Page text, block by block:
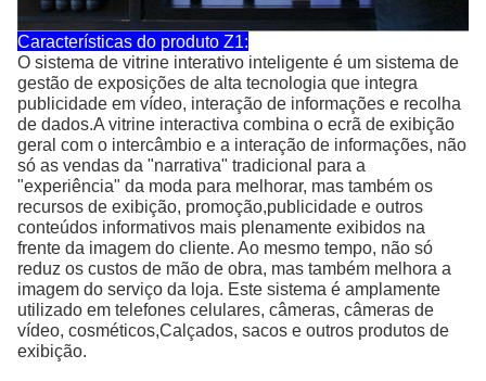
Características do produto Z1:
O sistema de vitrine interativo inteligente é um sistema de
gestão de exposições de alta tecnologia que integra
publicidade em vídeo, interação de informações e recolha
de dados.A vitrine interactiva combina o ecrã de exibição
geral com o intercâmbio e a interação de informações, não
só as vendas da "narrativa" tradicional para a
"experiência" da moda para melhorar, mas também os
recursos de exibição, promoção,publicidade e outros
conteúdos informativos mais plenamente exibidos na
frente da imagem do cliente. Ao mesmo tempo, não só
reduz os custos de mão de obra, mas também melhora a
imagem do serviço da loja. Este sistema é amplamente
utilizado em telefones celulares, câmeras, câmeras de
vídeo, cosméticos,Calçados, sacos e outros produtos de
exibição.